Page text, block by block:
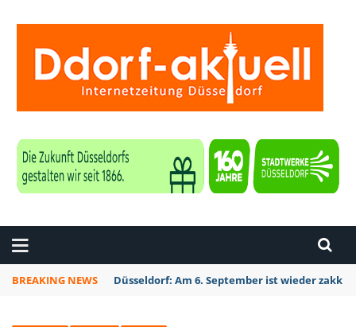
BREAKING NEWS Düsseldorf: Am 6. September ist wieder zakk